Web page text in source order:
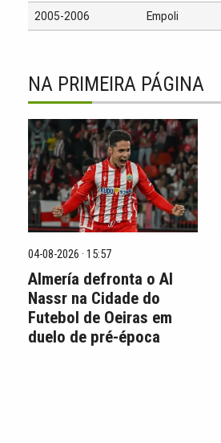
2005-2006 Empoli
NA PRIMEIRA PÁGINA
04-08-2026 · 15:57
Almería defronta o Al
Nassr na Cidade do
Futebol de Oeiras em
duelo de pré-época